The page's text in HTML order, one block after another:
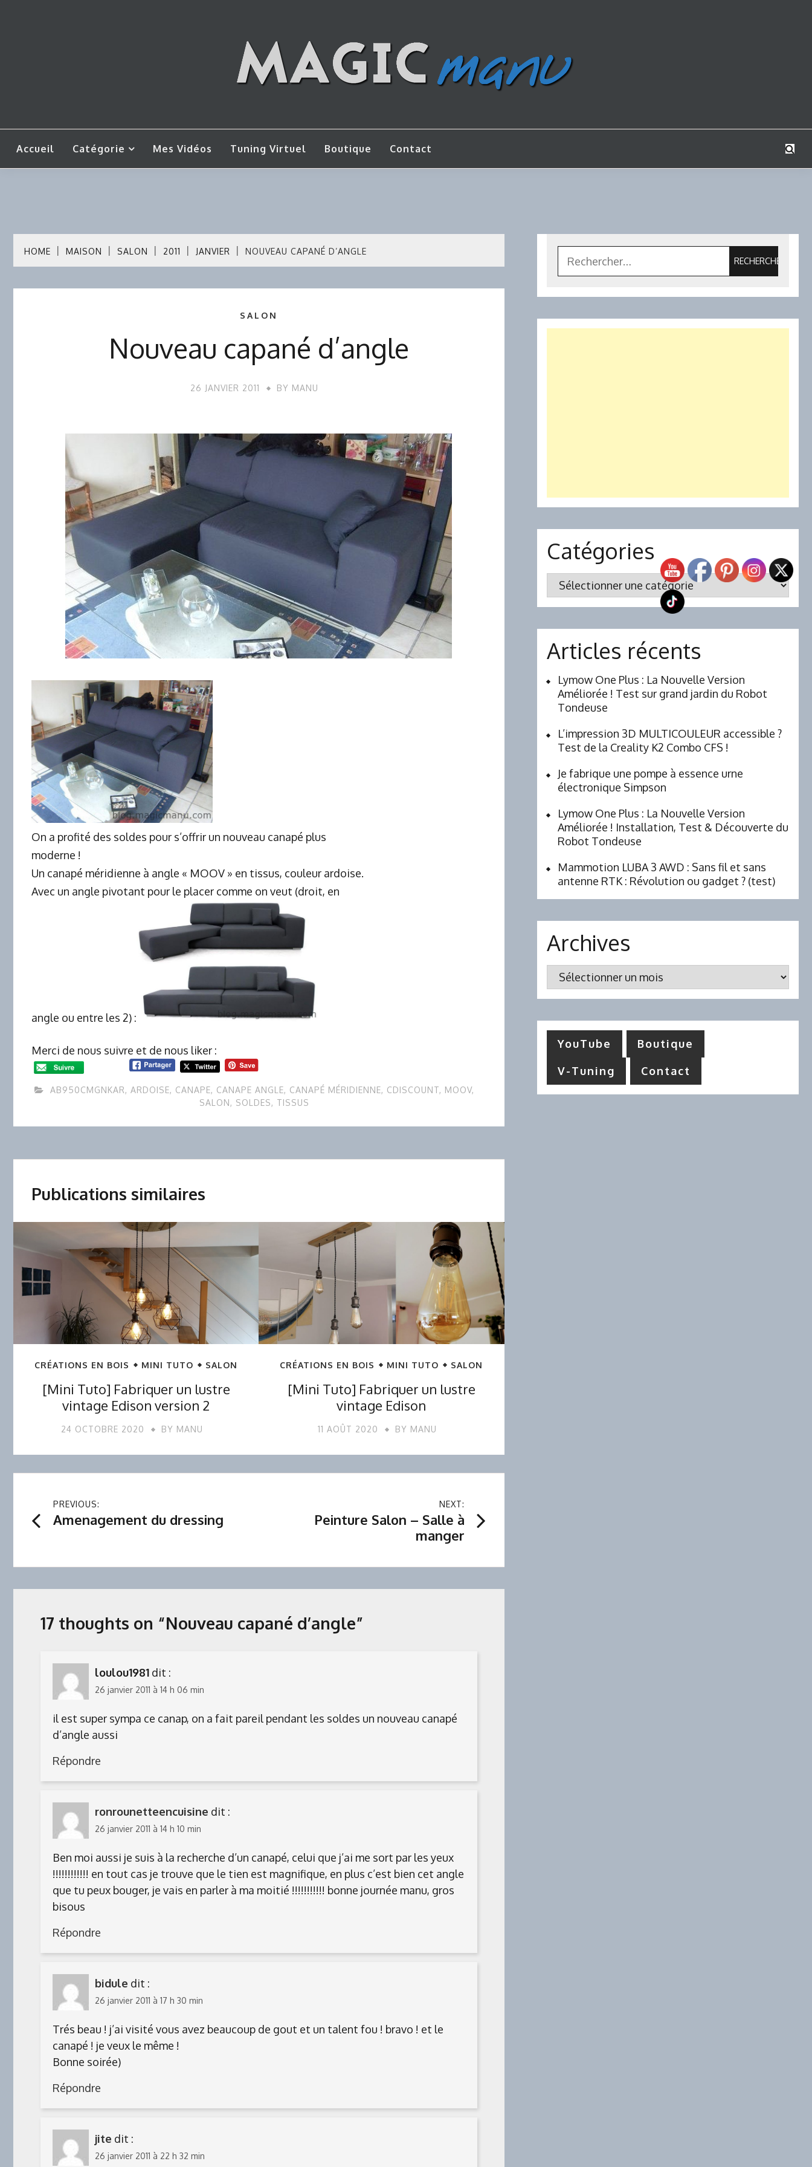
MAGICMANU
Accueil Catégorie Mes Vidéos Tuning Virtuel Boutique Contact
HOME MAISON SALON 2011 JANVIER NOUVEAU CAPANÉ D’ANGLE
SALON
Nouveau capané d’angle
26 JANVIER 2011 BY MANU
On a profité des soldes pour s’offrir un nouveau canapé plus
moderne !
Un canapé méridienne à angle « MOOV » en tissus, couleur ardoise.
Avec un angle pivotant pour le placer comme on veut (droit, en
angle ou entre les 2) :
Merci de nous suivre et de nous liker :
AB950CMGNKAR,ARDOISE, CANAPE, CANAPE ANGLE, CANAPÉ MÉRIDIENNE, CDISCOUNT, MOOV,
SALON, SOLDES, TISSUS
Publications similaires
CRÉATIONS EN BOIS MINI TUTO SALON
[Mini Tuto] Fabriquer un lustre
vintage Edison version 2
24 OCTOBRE 2020 BY MANU
CRÉATIONS EN BOIS MINI TUTO SALON
[Mini Tuto] Fabriquer un lustre
vintage Edison
11 AOÛT 2020 BY MANU
Navigation
de
PREVIOUS:
Amenagement du dressing
NEXT:
Peinture Salon – Salle à
manger
17 thoughts on “Nouveau capané d’angle”
loulou1981 dit :
26 janvier 2011 à 14 h 06 min
il est super sympa ce canap, on a fait pareil pendant les soldes un nouveau canapé
d’angle aussi
Répondre
ronrounetteencuisine dit :
26 janvier 2011 à 14 h 10 min
Ben moi aussi je suis à la recherche d’un canapé, celui que j’ai me sort par les yeux
!!!!!!!!!!!! en tout cas je trouve que le tien est magnifique, en plus c’est bien cet angle
que tu peux bouger, je vais en parler à ma moitié !!!!!!!!!!! bonne journée manu, gros
bisous
Répondre
bidule dit :
26 janvier 2011 à 17 h 30 min
Trés beau ! j’ai visité vous avez beaucoup de gout et un talent fou ! bravo ! et le
canapé ! je veux le même !
Bonne soirée)
Répondre
jite dit :
26 janvier 2011 à 22 h 32 min
Catégories
Catégories
Articles récents
Lymow One Plus : La Nouvelle Version
Améliorée ! Test sur grand jardin du Robot
Tondeuse
L’impression 3D MULTICOULEUR accessible ?
Test de la Creality K2 Combo CFS !
Je fabrique une pompe à essence urne
électronique Simpson
Lymow One Plus : La Nouvelle Version
Améliorée ! Installation, Test & Découverte du
Robot Tondeuse
Mammotion LUBA 3 AWD : Sans fil et sans
antenne RTK : Révolution ou gadget ? (test)
Archives
Archives
YouTube Boutique
V-Tuning Contact